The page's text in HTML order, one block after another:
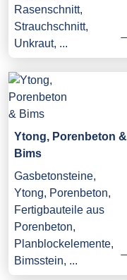
Rasenschnitt,
Strauchschnitt,
Unkraut, ...
Ytong, Porenbeton &
Bims
Gasbetonsteine,
Ytong, Porenbeton,
Fertigbauteile aus
Porenbeton,
Planblockelemente,
Bimsstein, ...